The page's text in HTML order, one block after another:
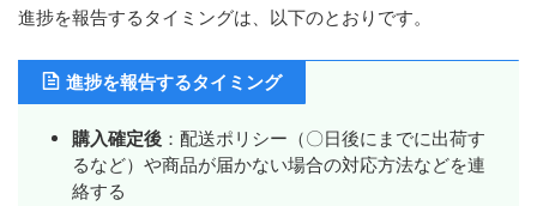
進捗を報告するタイミングは、以下のとおりです。
進捗を報告するタイミング
購入確定後 ：配送ポリシー（〇日後にまでに出荷す
るなど）や商品が届かない場合の対応方法などを連
絡する